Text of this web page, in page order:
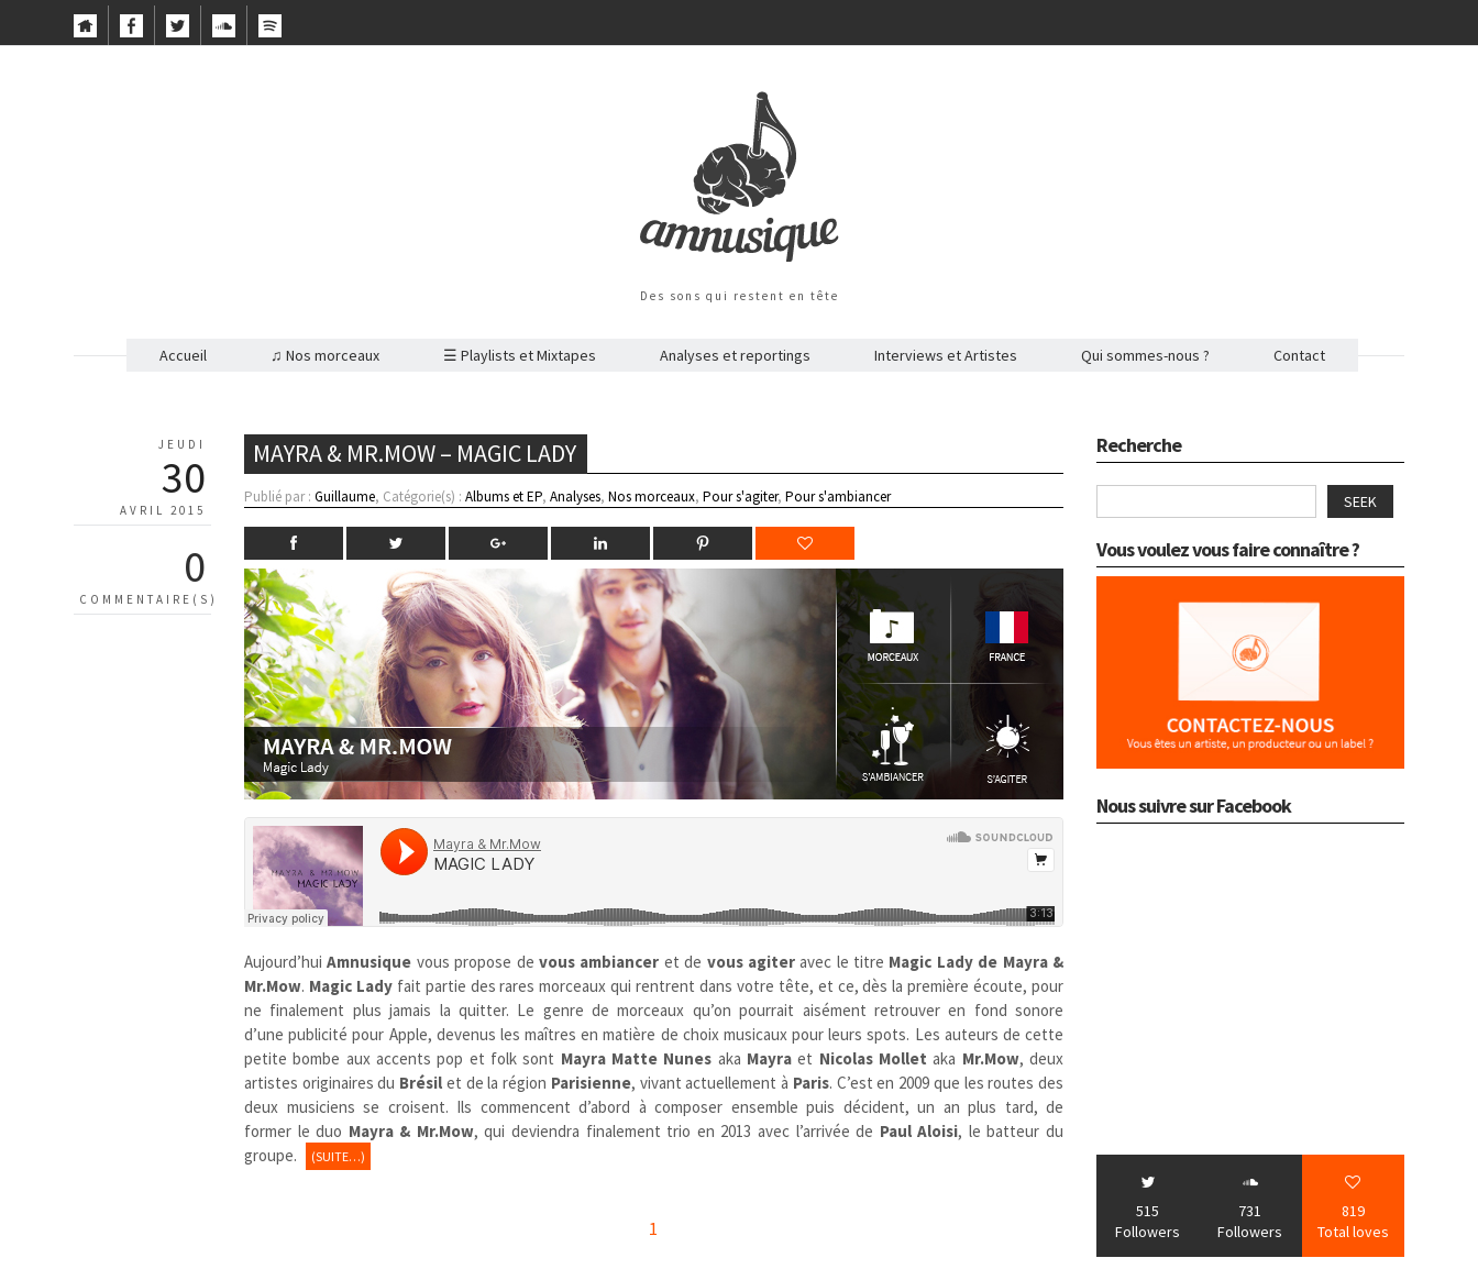
Des sons qui restent en tête
Accueil ♫ Nos morceaux ☰ Playlists et Mixtapes Analyses et reportings Interviews et Artistes Qui sommes-nous ? Contact
JEUDI
30
AVRIL 2015
0
COMMENTAIRE(S)
MAYRA & MR.MOW – MAGIC LADY
Publié par :Guillaume, Catégorie(s) :Albums et EP,Analyses,Nos morceaux,Pour s'agiter,Pour s'ambiancer
Aujourd’huiAmnusique vous propose de vous ambiancer et de vous agiteravec le titre Magic Lady de Mayra &
Mr.Mow. Magic Ladyfait partie des rares morceaux qui rentrent dans votre tête, et ce, dès la première écoute, pour
ne finalement plus jamais la quitter. Le genre de morceaux qu’on pourrait aisément retrouver en fond sonore
d’une publicité pour Apple, devenus les maîtres en matière de choix musicaux pour leurs spots. Les auteurs de cette
petite bombe aux accents pop et folk sont Mayra Matte Nunes aka Mayra et Nicolas Mollet aka Mr.Mow, deux
artistes originaires du Brésil et de la région Parisienne, vivant actuellement à Paris. C’est en 2009 que les routes des
deux musiciens se croisent. Ils commencent d’abord à composer ensemble puis décident, un an plus tard, de
former le duo Mayra & Mr.Mow, qui deviendra finalement trio en 2013 avec l’arrivée de Paul Aloisi, le batteur du
groupe.
(SUITE…)
1
Recherche
SEEK
Vous voulez vous faire connaître ?
Nous suivre sur Facebook
515
Followers
731
Followers
819
Total loves